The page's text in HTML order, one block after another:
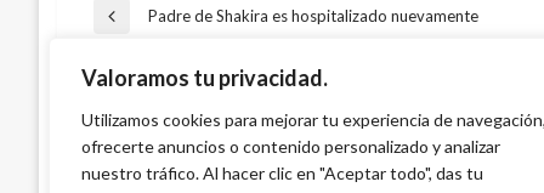
Valoramos tu privacidad.
Utilizamos cookies para mejorar tu experiencia de navegación,
ofrecerte anuncios o contenido personalizado y analizar
nuestro tráfico. Al hacer clic en "Aceptar todo", das tu
Navegación
de
entradas
Entrada
Padre de Shakira es hospitalizado nuevamente
TAMBIÉN PODRÍA GUSTARTE
La Rana René parece cobrar vida según
nuevo anfibio de características similares
Mary Gomez martes abril 21, 2015
SpaceX: cohete explotó luego de fallido